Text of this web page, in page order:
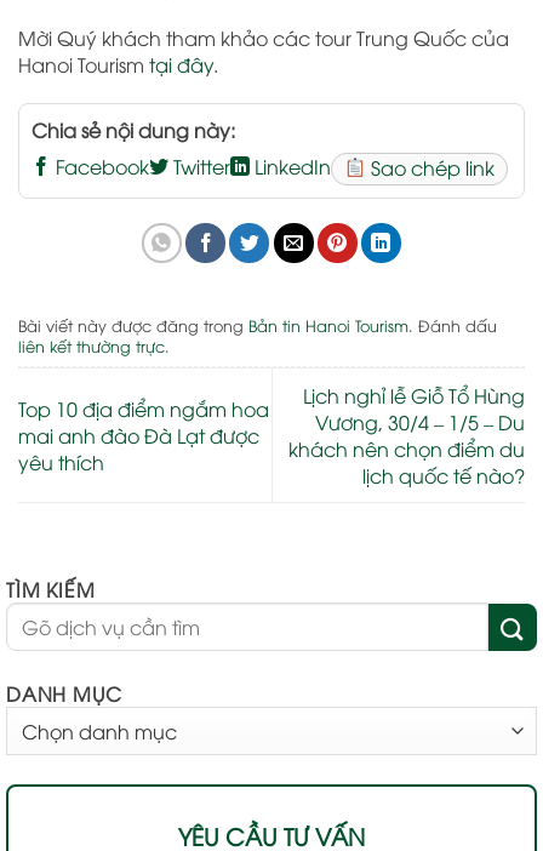
Mời Quý khách tham khảo các tour Trung Quốc của
Hanoi Tourism tại đây.
Chia sẻ nội dung này:
Facebook
Twitter LinkedIn Sao chép link
Bài viết này được đăng trong Bản tin Hanoi Tourism. Đánh dấu
liên kết thường trực.
Top 10 địa điểm ngắm hoa
mai anh đào Đà Lạt được
yêu thích
Lịch nghỉ lễ Giỗ Tổ Hùng
Vương, 30/4 – 1/5 – Du
khách nên chọn điểm du
lịch quốc tế nào?
TÌM KIẾM
DANH MỤC
MỤC
YÊU CẦU TƯ VẤN